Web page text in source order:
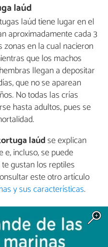
laúd
laúd tiene lugar en el
aproximadamente cada 3
zonas en la cual nacieron
que los machos
llegan a depositar
que no se aparean
No todas las crías
hasta adultos, pues se
laúdse explican
e, incluso, se puede
gustan los reptiles
este otro artículo
y sus características.